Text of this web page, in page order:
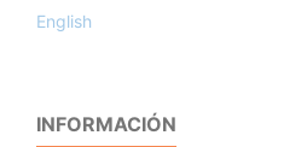
English
INFORMACIÓN